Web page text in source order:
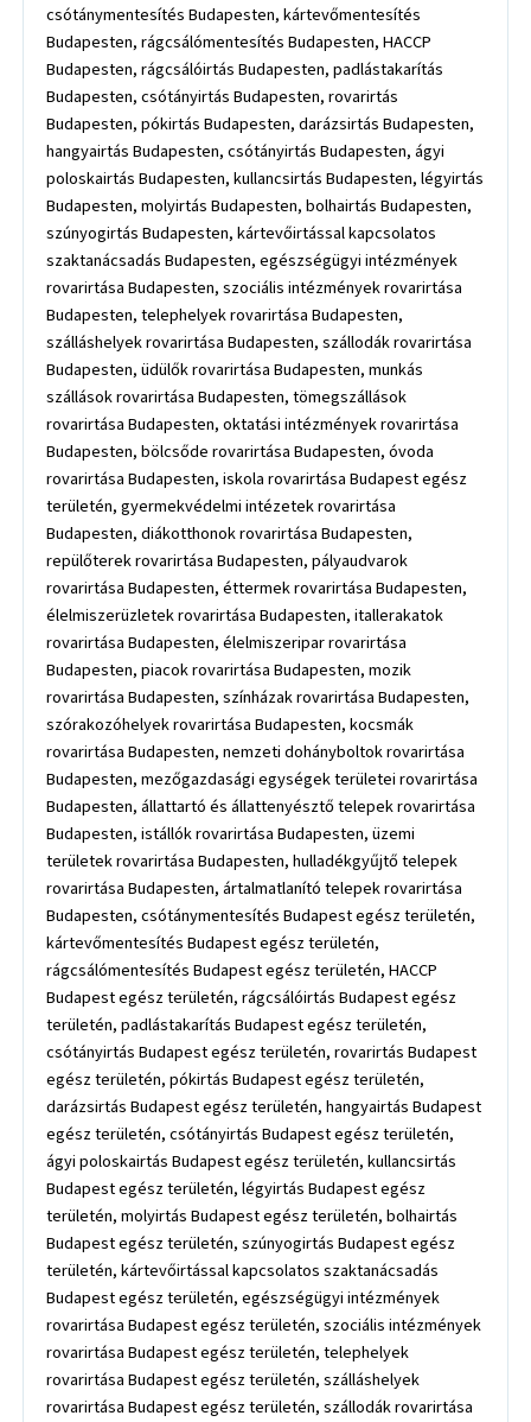
csótánymentesítés Budapesten, kártevőmentesítés
Budapesten, rágcsálómentesítés Budapesten, HACCP
Budapesten, rágcsálóirtás Budapesten, padlástakarítás
Budapesten, csótányirtás Budapesten, rovarirtás
Budapesten, pókirtás Budapesten, darázsirtás Budapesten,
hangyairtás Budapesten, csótányirtás Budapesten, ágyi
poloskairtás Budapesten, kullancsirtás Budapesten, légyirtás
Budapesten, molyirtás Budapesten, bolhairtás Budapesten,
szúnyogirtás Budapesten, kártevőirtással kapcsolatos
szaktanácsadás Budapesten, egészségügyi intézmények
rovarirtása Budapesten, szociális intézmények rovarirtása
Budapesten, telephelyek rovarirtása Budapesten,
szálláshelyek rovarirtása Budapesten, szállodák rovarirtása
Budapesten, üdülők rovarirtása Budapesten, munkás
szállások rovarirtása Budapesten, tömegszállások
rovarirtása Budapesten, oktatási intézmények rovarirtása
Budapesten, bölcsőde rovarirtása Budapesten, óvoda
rovarirtása Budapesten, iskola rovarirtása Budapest egész
területén, gyermekvédelmi intézetek rovarirtása
Budapesten, diákotthonok rovarirtása Budapesten,
repülőterek rovarirtása Budapesten, pályaudvarok
rovarirtása Budapesten, éttermek rovarirtása Budapesten,
élelmiszerüzletek rovarirtása Budapesten, itallerakatok
rovarirtása Budapesten, élelmiszeripar rovarirtása
Budapesten, piacok rovarirtása Budapesten, mozik
rovarirtása Budapesten, színházak rovarirtása Budapesten,
szórakozóhelyek rovarirtása Budapesten, kocsmák
rovarirtása Budapesten, nemzeti dohányboltok rovarirtása
Budapesten, mezőgazdasági egységek területei rovarirtása
Budapesten, állattartó és állattenyésztő telepek rovarirtása
Budapesten, istállók rovarirtása Budapesten, üzemi
területek rovarirtása Budapesten, hulladékgyűjtő telepek
rovarirtása Budapesten, ártalmatlanító telepek rovarirtása
Budapesten, csótánymentesítés Budapest egész területén,
kártevőmentesítés Budapest egész területén,
rágcsálómentesítés Budapest egész területén, HACCP
Budapest egész területén, rágcsálóirtás Budapest egész
területén, padlástakarítás Budapest egész területén,
csótányirtás Budapest egész területén, rovarirtás Budapest
egész területén, pókirtás Budapest egész területén,
darázsirtás Budapest egész területén, hangyairtás Budapest
egész területén, csótányirtás Budapest egész területén,
ágyi poloskairtás Budapest egész területén, kullancsirtás
Budapest egész területén, légyirtás Budapest egész
területén, molyirtás Budapest egész területén, bolhairtás
Budapest egész területén, szúnyogirtás Budapest egész
területén, kártevőirtással kapcsolatos szaktanácsadás
Budapest egész területén, egészségügyi intézmények
rovarirtása Budapest egész területén, szociális intézmények
rovarirtása Budapest egész területén, telephelyek
rovarirtása Budapest egész területén, szálláshelyek
rovarirtása Budapest egész területén, szállodák rovarirtása